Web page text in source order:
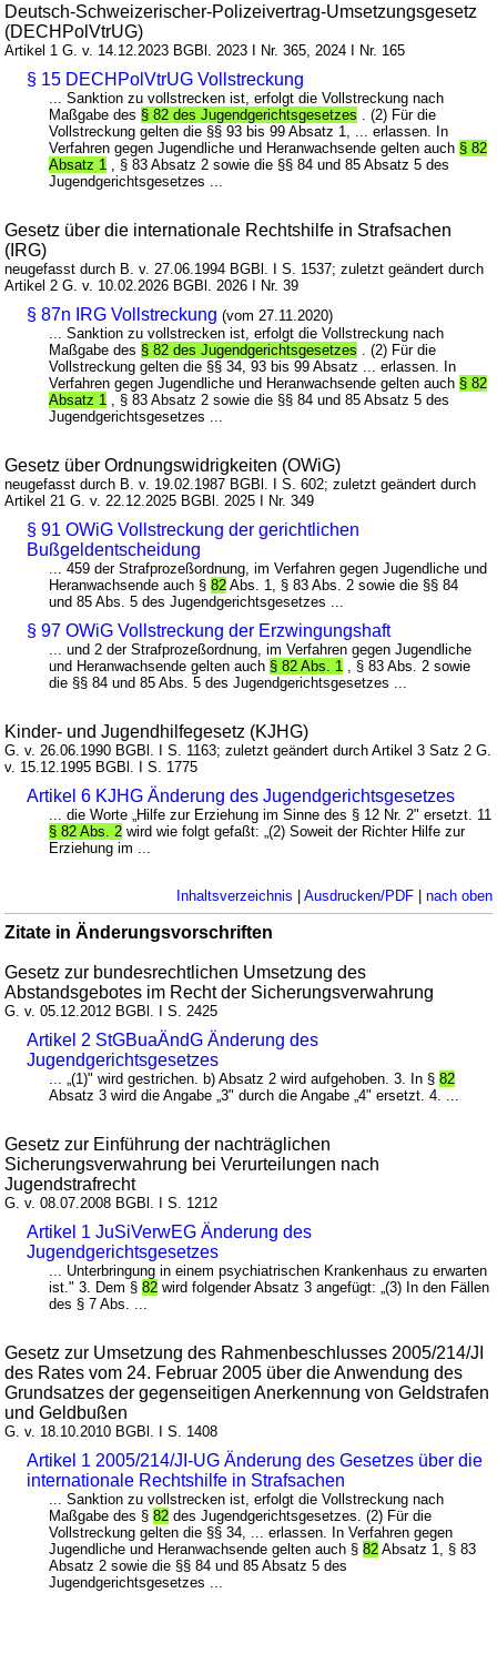
Deutsch-Schweizerischer-Polizeivertrag-Umsetzungsgesetz
(DECHPolVtrUG)
Artikel 1 G. v. 14.12.2023 BGBl. 2023 I Nr. 365, 2024 I Nr. 165
§ 15 DECHPolVtrUG Vollstreckung
... Sanktion zu vollstrecken ist, erfolgt die Vollstreckung nach
Maßgabe des § 82 des Jugendgerichtsgesetzes . (2) Für die
Vollstreckung gelten die §§ 93 bis 99 Absatz 1, ... erlassen. In
Verfahren gegen Jugendliche und Heranwachsende gelten auch § 82
Absatz 1
, § 83 Absatz 2 sowie die §§ 84 und 85 Absatz 5 des
Jugendgerichtsgesetzes ...
Gesetz über die internationale Rechtshilfe in Strafsachen
(IRG)
neugefasst durch B. v. 27.06.1994 BGBl. I S. 1537; zuletzt geändert durch
Artikel 2 G. v. 10.02.2026 BGBl. 2026 I Nr. 39
§ 87n IRG Vollstreckung (vom 27.11.2020)
... Sanktion zu vollstrecken ist, erfolgt die Vollstreckung nach
Maßgabe des § 82 des Jugendgerichtsgesetzes . (2) Für die
Vollstreckung gelten die §§ 34, 93 bis 99 Absatz ... erlassen. In
Verfahren gegen Jugendliche und Heranwachsende gelten auch § 82
Absatz 1
, § 83 Absatz 2 sowie die §§ 84 und 85 Absatz 5 des
Jugendgerichtsgesetzes ...
Gesetz über Ordnungswidrigkeiten (OWiG)
neugefasst durch B. v. 19.02.1987 BGBl. I S. 602; zuletzt geändert durch
Artikel 21 G. v. 22.12.2025 BGBl. 2025 I Nr. 349
§ 91 OWiG Vollstreckung der gerichtlichen
Bußgeldentscheidung
... 459 der Strafprozeßordnung, im Verfahren gegen Jugendliche und
Heranwachsende auch §82 Abs. 1, § 83 Abs. 2 sowie die §§ 84
und 85 Abs. 5 des Jugendgerichtsgesetzes ...
§ 97 OWiG Vollstreckung der Erzwingungshaft
... und 2 der Strafprozeßordnung, im Verfahren gegen Jugendliche
und Heranwachsende gelten auch § 82 Abs. 1
, § 83 Abs. 2 sowie
die §§ 84 und 85 Abs. 5 des Jugendgerichtsgesetzes ...
Kinder- und Jugendhilfegesetz (KJHG)
G. v. 26.06.1990 BGBl. I S. 1163; zuletzt geändert durch Artikel 3 Satz 2 G.
v. 15.12.1995 BGBl. I S. 1775
Artikel 6 KJHG Änderung des Jugendgerichtsgesetzes
... die Worte „Hilfe zur Erziehung im Sinne des § 12 Nr. 2" ersetzt. 11
§ 82 Abs. 2 wird wie folgt gefaßt: „(2) Soweit der Richter Hilfe zur
Erziehung im ...
Inhaltsverzeichnis | Ausdrucken/PDF| nach oben
Zitate in Änderungsvorschriften
Gesetz zur bundesrechtlichen Umsetzung des
Abstandsgebotes im Recht der Sicherungsverwahrung
G. v. 05.12.2012 BGBl. I S. 2425
Artikel 2 StGBuaÄndG Änderung des
Jugendgerichtsgesetzes
... „(1)" wird gestrichen. b) Absatz 2 wird aufgehoben. 3. In §82
Absatz 3 wird die Angabe „3" durch die Angabe „4" ersetzt. 4. ...
Gesetz zur Einführung der nachträglichen
Sicherungsverwahrung bei Verurteilungen nach
Jugendstrafrecht
G. v. 08.07.2008 BGBl. I S. 1212
Artikel 1 JuSiVerwEG Änderung des
Jugendgerichtsgesetzes
... Unterbringung in einem psychiatrischen Krankenhaus zu erwarten
ist." 3. Dem §82 wird folgender Absatz 3 angefügt: „(3) In den Fällen
des § 7 Abs. ...
Gesetz zur Umsetzung des Rahmenbeschlusses 2005/214/JI
des Rates vom 24. Februar 2005 über die Anwendung des
Grundsatzes der gegenseitigen Anerkennung von Geldstrafen
und Geldbußen
G. v. 18.10.2010 BGBl. I S. 1408
Artikel 1 2005/214/JI-UG Änderung des Gesetzes über die
internationale Rechtshilfe in Strafsachen
... Sanktion zu vollstrecken ist, erfolgt die Vollstreckung nach
Maßgabe des §82 des Jugendgerichtsgesetzes. (2) Für die
Vollstreckung gelten die §§ 34, ... erlassen. In Verfahren gegen
Jugendliche und Heranwachsende gelten auch §82 Absatz 1, § 83
Absatz 2 sowie die §§ 84 und 85 Absatz 5 des
Jugendgerichtsgesetzes ...